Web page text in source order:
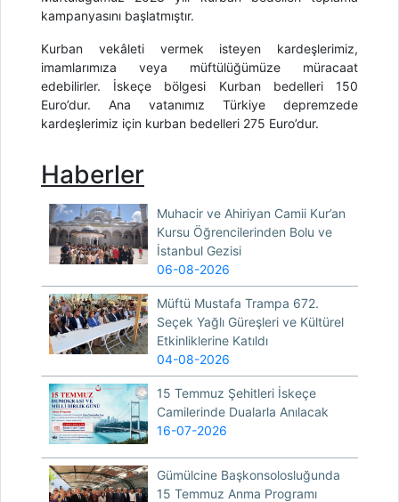
kampanyasını başlatmıştır.
Kurban vekâleti vermek isteyen kardeşlerimiz,
imamlarımıza veya müftülüğümüze müracaat
edebilirler. İskeçe bölgesi Kurban bedelleri 150
Euro’dur. Ana vatanımız Türkiye depremzede
kardeşlerimiz için kurban bedelleri 275 Euro’dur.
Haberler
Muhacir ve Ahiriyan Camii Kur’an
Kursu Öğrencilerinden Bolu ve
İstanbul Gezisi
06-08-2026
Müftü Mustafa Trampa 672.
Seçek Yağlı Güreşleri ve Kültürel
Etkinliklerine Katıldı
04-08-2026
15 Temmuz Şehitleri İskeçe
Camilerinde Dualarla Anılacak
16-07-2026
Gümülcine Başkonsolosluğunda
15 Temmuz Anma Programı